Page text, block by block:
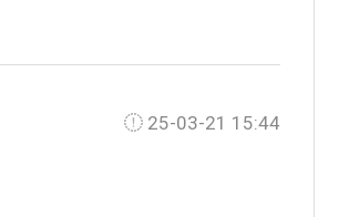
25-03-21 15:44